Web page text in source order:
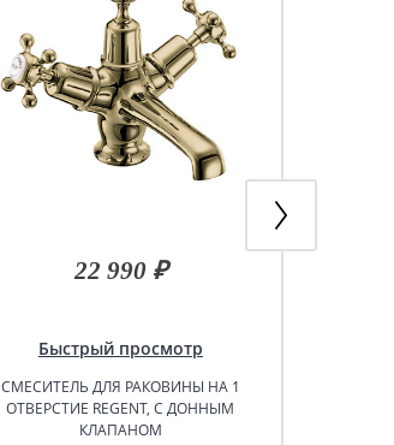
22 990 ₽
Быстрый просмотр
СМЕСИТЕЛЬ ДЛЯ РАКОВИНЫ НА 1
ОТВЕРСТИЕ REGENT, С ДОННЫМ
КЛАПАНОМ